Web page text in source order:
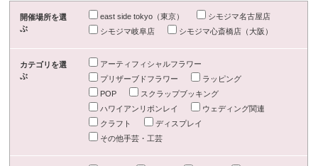
開催場所を選
ぶ
east side tokyo（東京）
シモジマ名古屋店
シモジマ岐阜店
シモジマ心斎橋店（大阪）
カテゴリを選
ぶ
アーティフィシャルフラワー
プリザーブドフラワー
ラッピング
POP
スクラップブッキング
ハワイアンリボンレイ
ウェディング関連
クラフト
ディスプレイ
その他手芸・工芸